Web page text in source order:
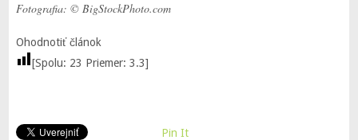
Fotografia: © BigStockPhoto.com
Ohodnotiť článok
[Spolu: 23 Priemer: 3.3]
Pin It